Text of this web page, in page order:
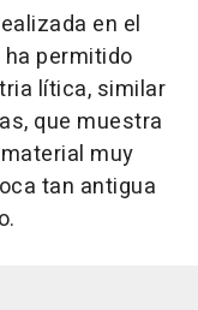
en el
permitido
lítica, similar
que muestra
muy
tan antigua